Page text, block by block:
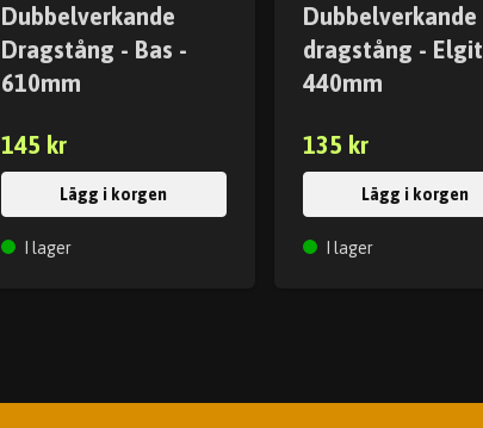
Dubbelverkande
Dragstång - Bas -
610mm
145 kr
Lägg i korgen
I lager
Dubbelverkande
dragstång -
440mm
135 kr
Lägg i korgen
I lager